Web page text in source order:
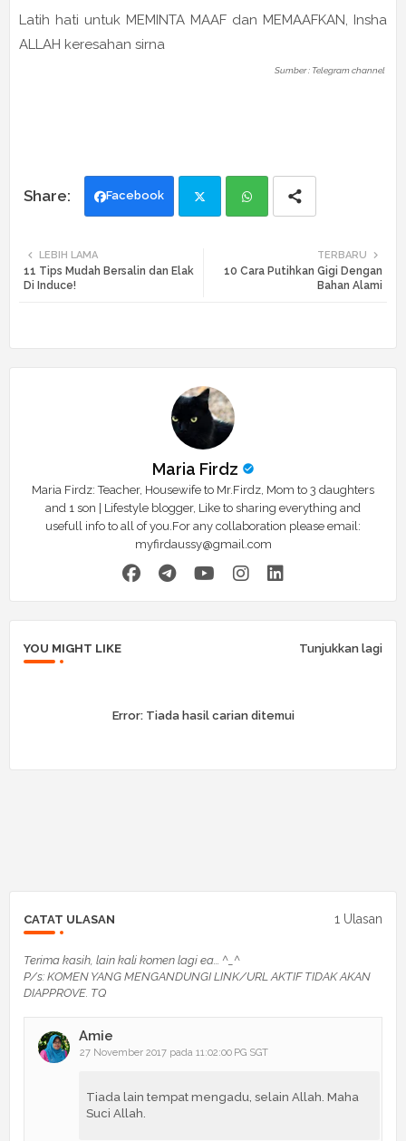
Latih hati untuk MEMINTA MAAF dan MEMAAFKAN, Insha
ALLAH keresahan sirna
Sumber : Telegram channel
Facebook
tte ats
TERBARU
10 Cara Putihkan Gigi Dengan
Bahan Alami
LEBIH LAMA
11 Tips Mudah Bersalin dan Elak
Di Induce!
Maria Firdz
Maria Firdz: Teacher, Housewife to Mr.Firdz, Mom to 3 daughters
and 1 son | Lifestyle blogger, Like to sharing everything and
usefull info to all of you.For any collaboration please email:
myfirdaussy@gmail.com
YOU MIGHT LIKE Tunjukkan lagi
Error:Tiada hasil carian ditemui
CATAT ULASAN 1 Ulasan
Terima kasih, lain kali komen lagi ea... ^_^
P/s: KOMEN YANG MENGANDUNGI LINK/URL AKTIF TIDAK AKAN
DIAPPROVE. TQ
Amie
27 November 2017 pada 11:02:00 PG SGT
Tiada lain tempat mengadu, selain Allah. Maha
Suci Allah.